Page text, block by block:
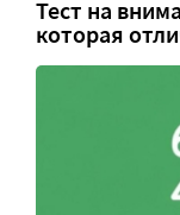
Тест на
которая